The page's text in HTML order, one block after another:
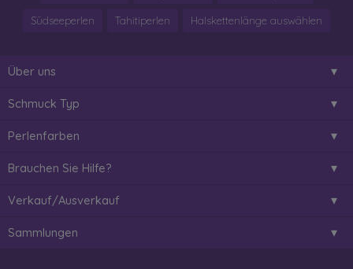
Südseeperlen Tahitiperlen Halskettenlänge auswählen
Über uns
Schmuck Typ
Perlenfarben
Brauchen Sie Hilfe?
Verkauf/Ausverkauf
Sammlungen